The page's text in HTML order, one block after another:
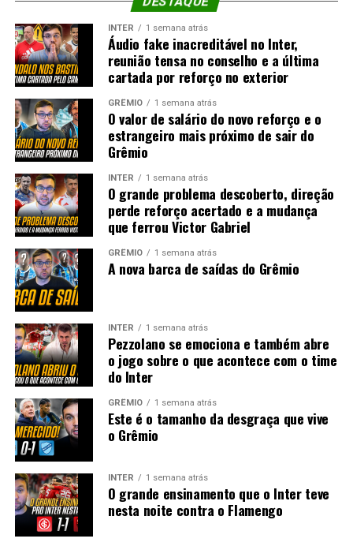
INTER 1 semana atrás
Áudio fake inacreditável no Inter,
reunião tensa no conselho e a última
cartada por reforço no exterior
GRÊMIO 1 semana atrás
O valor de salário do novo reforço e o
estrangeiro mais próximo de sair do
Grêmio
INTER 1 semana atrás
O grande problema descoberto, direção
perde reforço acertado e a mudança
que ferrou Victor Gabriel
GRÊMIO 1 semana atrás
A nova barca de saídas do Grêmio
INTER 1 semana atrás
Pezzolano se emociona e também abre
o jogo sobre o que acontece com o time
do Inter
GRÊMIO 1 semana atrás
Este é o tamanho da desgraça que vive
o Grêmio
INTER 1 semana atrás
O grande ensinamento que o Inter teve
nesta noite contra o Flamengo